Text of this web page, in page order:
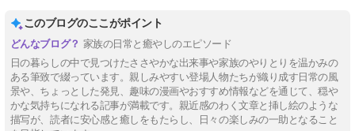
このブログのここがポイント
家族の日常と癒やしのエピソード
日の暮らしの中で見つけたささやかな出来事や家族のやりとりを温かみの
ある筆致で綴っています。親しみやすい登場人物たちが織り成す日常の風
景や、ちょっとした発見、趣味の漫画やおすすめ情報などを通じて、穏や
かな気持ちになれる記事が満載です。親近感のわく文章と挿し絵のような
描写が、読者に安心感と癒しをもたらし、日々の楽しみの一助となること